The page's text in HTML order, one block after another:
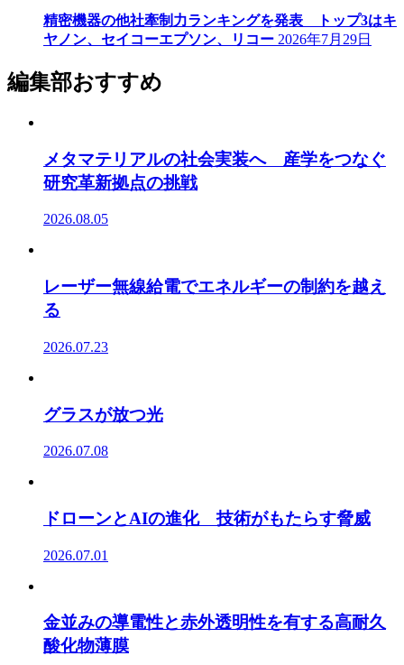
精密機器の他社牽制力ランキングを発表 トップ3はキ
ヤノン、セイコーエプソン、リコー 2026年7月29日
編集部おすすめ
メタマテリアルの社会実装へ 産学をつなぐ
研究革新拠点の挑戦
2026.08.05
レーザー無線給電でエネルギーの制約を越え
る
2026.07.23
グラスが放つ光
2026.07.08
ドローンとAIの進化 技術がもたらす脅威
2026.07.01
金並みの導電性と赤外透明性を有する高耐久
酸化物薄膜